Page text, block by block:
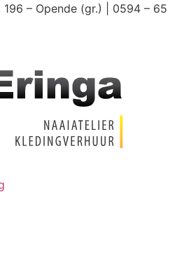
196 – Opende (gr.) | 0594 – 65